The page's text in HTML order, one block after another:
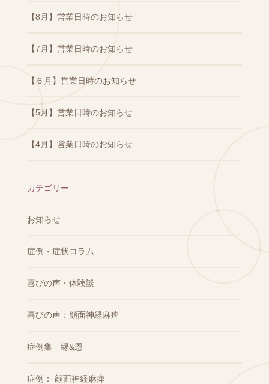
【8月】営業日時のお知らせ
【7月】営業日時のお知らせ
【６月】営業日時のお知らせ
【5月】営業日時のお知らせ
【4月】営業日時のお知らせ
カテゴリー
お知らせ
症例・症状コラム
喜びの声・体験談
喜びの声：顔面神経麻痺
症例集 縁&恩
症例： 顔面神経麻痺